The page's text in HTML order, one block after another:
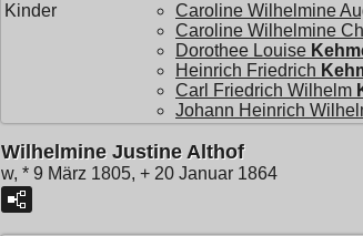
Kinder
Caroline Wilhelmine
Caroline Wilhelmine
Dorothee Louise
Heinrich Friedrich
Carl Friedrich Wilhelm
Johann Heinrich
Wilhelmine Justine Althof
w, * 9 März 1805, + 20 Januar 1864